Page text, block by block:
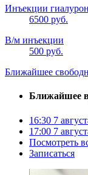
Инъекции
6500 руб.
В/м инъекции
500 руб.
Ближайшее
Ближайшее
16:30 7
17:00 7
Посмотреть
Записаться